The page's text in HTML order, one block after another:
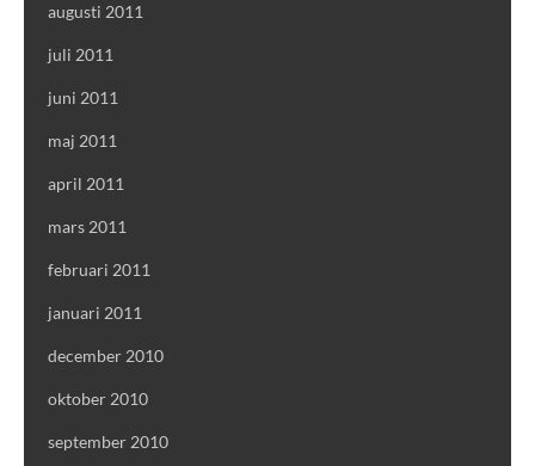
augusti 2011
juli 2011
juni 2011
maj 2011
april 2011
mars 2011
februari 2011
januari 2011
december 2010
oktober 2010
september 2010